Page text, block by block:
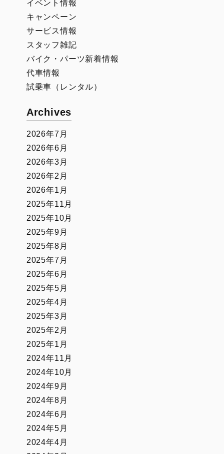
イベント情報
キャンペーン
サービス情報
スタッフ雑記
バイク・パーツ新着情報
代車情報
試乗車（レンタル）
Archives
2026年7月
2026年6月
2026年3月
2026年2月
2026年1月
2025年11月
2025年10月
2025年9月
2025年8月
2025年7月
2025年6月
2025年5月
2025年4月
2025年3月
2025年2月
2025年1月
2024年11月
2024年10月
2024年9月
2024年8月
2024年6月
2024年5月
2024年4月